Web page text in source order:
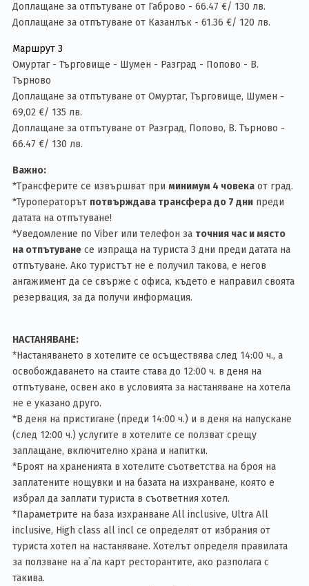
Доплащане за отпътуване от Габрово - 66.47 €/ 130 лв.
Доплащане за отпътуване от Казанлък - 61.36 €/ 120 лв.
Маршрут 3
Омуртаг - Търговище - Шумен - Разград - Попово - В.
Търново
Доплащане за отпътуване от Омуртаг, Търговище, Шумен -
69,02 €/ 135 лв.
Доплащане за отпътуване от Разград, Попово, В. Търново -
66.47 €/ 130 лв.
Важно:
*Трансферите се извършват при минимум 4 човекаот град.
*Туроператорът потвърждава трансфера до 7 днипреди
датата на отпътуване!
*Уведомление по Viber или телефон за точния час и място
на отпътуванесе изпраща на туриста 3 дни преди датата на
отпътуване. Ако туристът не е получил такова, е негов
ангажимент да се свърже с офиса, където е направил своята
резервация, за да получи информация.
НАСТАНЯВАНЕ:
*Настаняването в хотелите се осъществява след 14:00 ч., а
освобождаването на стаите става до 12:00 ч. в деня на
отпътуване, освен ако в условията за настаняване на хотела
не е указано друго.
*В деня на пристигане (преди 14:00 ч.) и в деня на напускане
(след 12:00 ч.) услугите в хотелите се ползват срещу
заплащане, включително храна и напитки.
*Броят на храненията в хотелите съответства на броя на
заплатените нощувки и на базата на изхранване, която е
избрал да заплати туриста в съответния хотел.
*Параметрите на база изхранване Аll inclusive, Ultra Аll
inclusive, High class all incl се определят от избрания от
туриста хотел на настаняване. Хотелът определя правилата
за ползване на а`ла карт ресторантите, ако разполага с
такива.